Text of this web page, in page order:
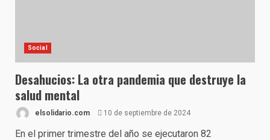
Social
Desahucios: La otra pandemia que destruye la
salud mental
elsolidario.com 10 de septiembre de 2024
En el primer trimestre del año se ejecutaron 82